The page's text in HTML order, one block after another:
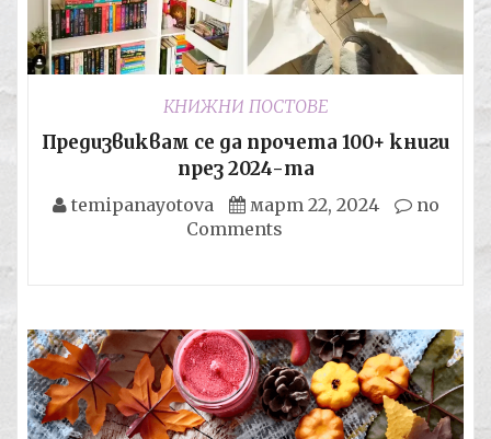
КНИЖНИ ПОСТОВЕ
Предизвиквам се да прочета 100+ книги
през 2024-та
temipanayotova март 22, 2024
no
Comments